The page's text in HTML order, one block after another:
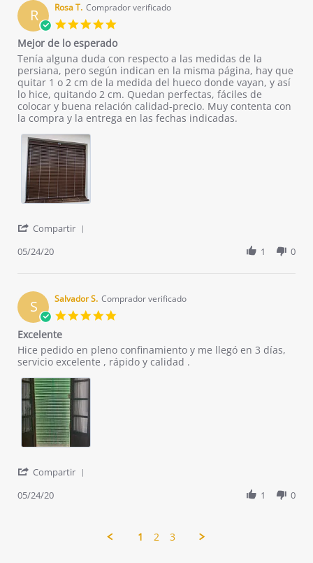
on
8
Aug
2020
R Rosa T. Comprador verificado
rating
Mejor de lo esperado
Review
by
Rosa
T.
on
24
2020
review
stating
Mejor
de
lo
esperado
Tenía alguna duda con respecto a las medidas de la
persiana, pero según indican en la misma página, hay que
quitar 1 o 2 cm de la medida del hueco donde vayan, y así
lo hice, quitando 2 cm. Quedan perfectas, fáciles de
colocar y buena relación calidad-precio. Muy contenta con
la compra y la entrega en las fechas indicadas.
Compartir
on
24
May
05/24/20 1 0
S Salvador S. Comprador verificado
Excelente
Review
by
S.
on
24
May
2020
review
stating
Hice pedido en pleno confinamiento y me llegó en 3 días,
servicio excelente , rápido y calidad .
Compartir
05/24/20 1 0
1 2 3